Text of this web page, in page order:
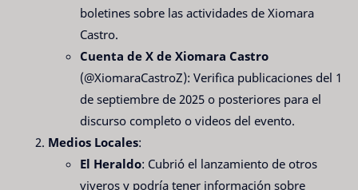
boletines sobre las actividades de Xiomara
Castro.
Cuenta de X de Xiomara Castro
(@XiomaraCastroZ): Verifica publicaciones del 1
de septiembre de 2025 o posteriores para el
discurso completo o videos del evento.
Medios Locales:
El Heraldo: Cubrió el lanzamiento de otros
viveros y podría tener información sobre